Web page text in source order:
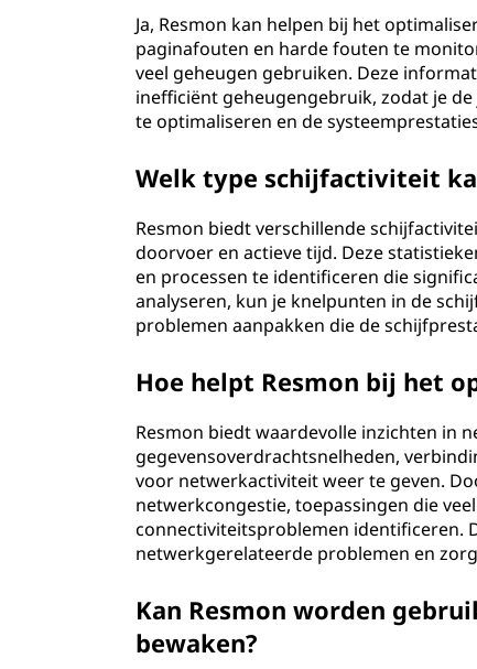
Ja, Resmon kan helpen bij het
paginafouten en harde fouten te
veel geheugen gebruiken. Deze
inefficiënt geheugengebruik, zodat je
te optimaliseren en de
Welk type schijfactiviteit
Resmon biedt verschillende
doorvoer en actieve tijd. Deze
en processen te identificeren die
analyseren, kun je knelpunten in de
problemen aanpakken die de
Hoe helpt Resmon bij het
Resmon biedt waardevolle inzichten in
gegevensoverdrachtsnelheden,
voor netwerkactiviteit weer te geven.
netwerkcongestie, toepassingen die
connectiviteitsproblemen identificeren.
netwerkgerelateerde problemen en
Kan Resmon worden
bewaken?